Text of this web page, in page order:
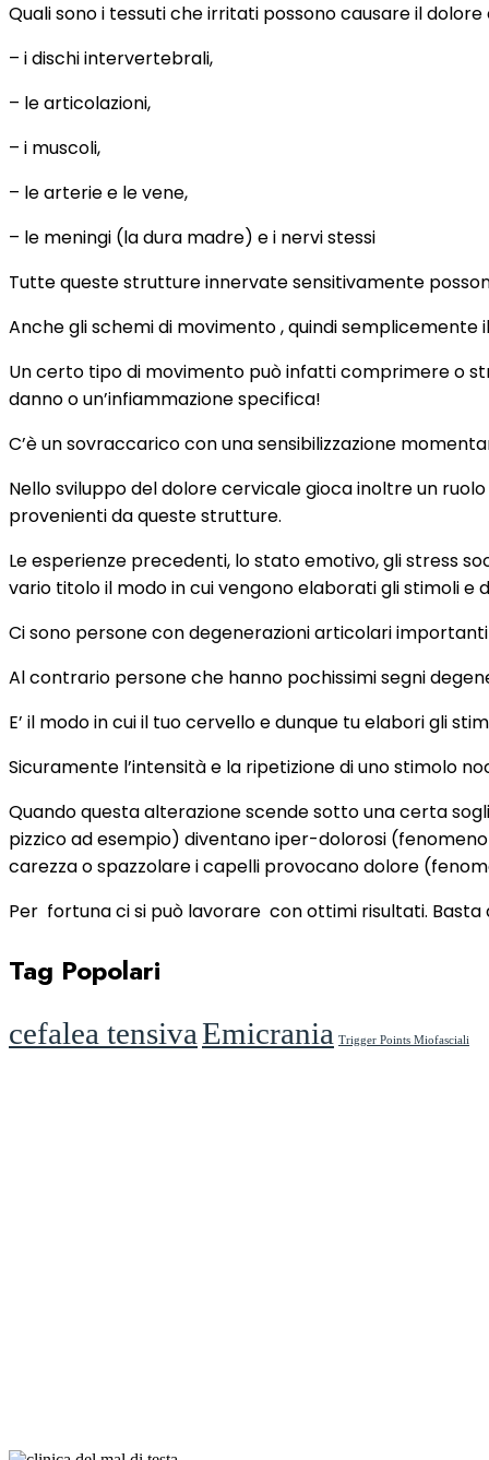
Quali sono i tessuti che irritati possono causare il
– i dischi intervertebrali,
– le articolazioni,
– i muscoli,
– le arterie e le vene,
– le meningi (la dura madre) e i nervi stessi
Tutte queste strutture innervate sensitivamente
Anche gli schemi di movimento , quindi
Un certo tipo di movimento può infatti comprimere o
danno o un’infiammazione specifica!
C’è un sovraccarico con una sensibilizzazione
Nello sviluppo del dolore cervicale gioca inoltre un
provenienti da queste strutture.
Le esperienze precedenti, lo stato emotivo, gli stress
vario titolo il modo in cui vengono elaborati gli stimoli e
Ci sono persone con degenerazioni articolari
Al contrario persone che hanno pochissimi segni
E’ il modo in cui il tuo cervello e dunque tu elabori gli
Sicuramente l’intensità e la ripetizione di uno stimolo
Quando questa alterazione scende sotto una certa
pizzico ad esempio) diventano iper-dolorosi
carezza o spazzolare i capelli provocano dolore
Per fortuna ci si può lavorare con ottimi risultati. Basta
Tag Popolari
cefalea tensivaEmicrania Trigger Points Miofasciali